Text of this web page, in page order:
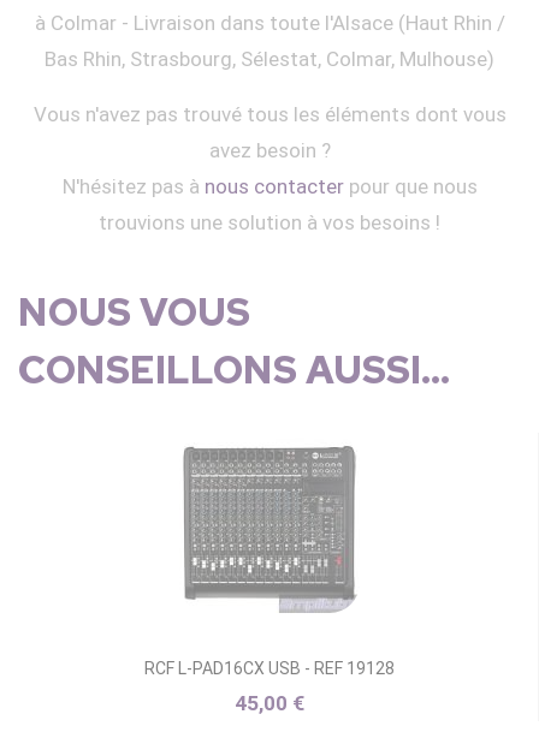
à Colmar - Livraison dans toute l'Alsace (Haut Rhin /
Bas Rhin, Strasbourg, Sélestat, Colmar, Mulhouse)
Vous n'avez pas trouvé tous les éléments dont vous
avez besoin ?
N'hésitez pas à nous contacterpour que nous
trouvions une solution à vos besoins !
NOUS VOUS
CONSEILLONS AUSSI...
RCF L-PAD16CX USB - REF 19128
45,00 €